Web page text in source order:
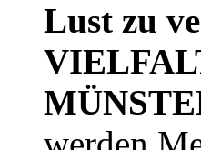
Lust zu